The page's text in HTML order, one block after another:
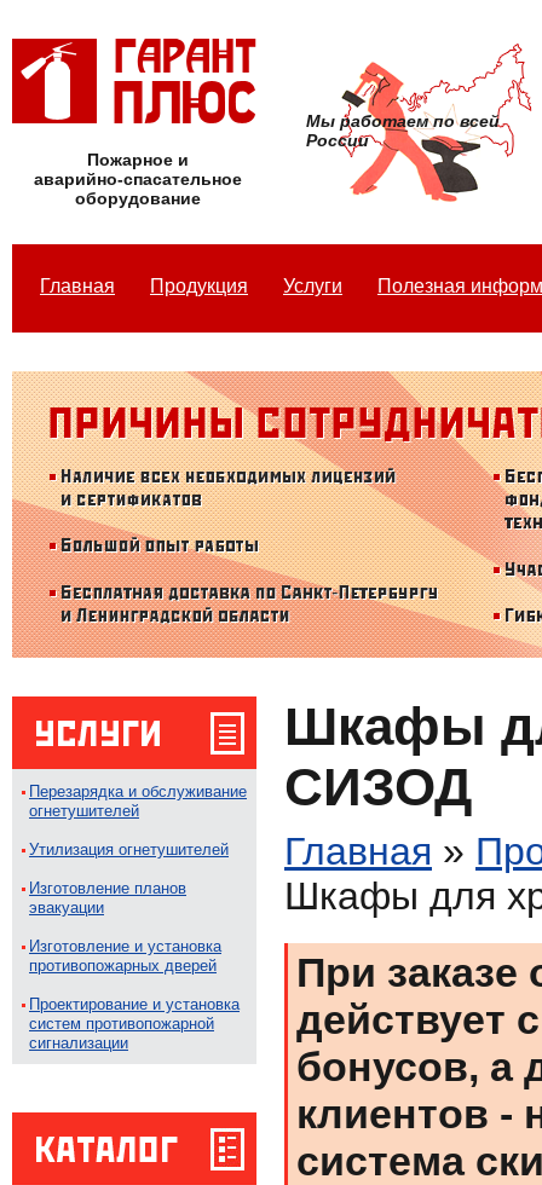
Пожарное и
аварийно-спасательное
оборудование
Мы работаем по всей
России
Главная Продукция Услуги Полезная
Перезарядка и обслуживание
огнетушителей
Утилизация огнетушителей
Изготовление планов
эвакуации
Изготовление и установка
противопожарных дверей
Проектирование и установка
систем противопожарной
сигнализации
Шкафы
СИЗОД
Главная »
Шкафы для
При заказе
действует
бонусов, а
клиентов -
система